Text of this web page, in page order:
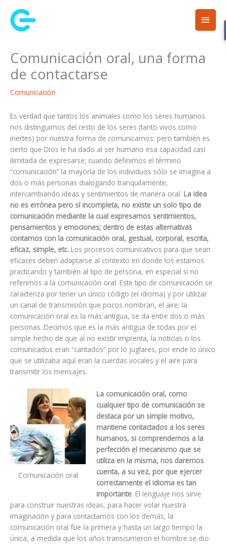
contenido
Comunicación oral, una forma
de contactarse
Comunicación
Es verdad que tantos los animales como los seres humanos
nos distinguimos del resto de los seres (tanto vivos como
inertes) por nuestra forma de comunicarnos; pero también es
cierto que Dios le ha dado al ser humano esa capacidad casi
ilimitada de expresarse; cuando definimos el término
“comunicación” la mayoría de los individuos sólo se imagina a
dos o más personas dialogando tranquilamente,
intercambiando ideas y sentimientos de manera oral. La idea
no es errónea pero sí incompleta, no existe un solo tipo de
comunicación mediante la cual expresamos sentimientos,
pensamientos y emociones; dentro de estas alternativas
contamos con la comunicación oral, gestual, corporal, escrita,
eficaz, simple, etc. Los procesos comunicativos para que sean
eficaces deben adaptarse al contexto en donde los estamos
practicando y también al tipo de persona, en especial si no
referimos a la comunicación oral. Este tipo de comunicación se
caracteriza por tener un único código (el idioma) y por utilizar
un canal de transmisión que pocos nombran, el aire; la
comunicación oral es la más antigua, se da entre dos o más
personas. Decimos que es la más antigua de todas por el
simple hecho de que al no existir imprenta, la noticias o los
comunicados eran “cantados” por lo juglares, por ende lo único
que se utilizaba aquí eran la cuerdas vocales y el aire para
transmitir los mensajes.
Comunicación oral
La comunicación oral, como
cualquier tipo de comunicación se
destaca por un simple motivo,
mantiene contactados a los seres
humanos, si comprendemos a la
perfección el mecanismo que se
utiliza en la misma, nos daremos
cuenta, a su vez, por que ejercer
correctamente el idioma es tan
importante. El lenguaje nos sirve
para construir nuestras ideas, para hacer volar nuestra
imaginación y para contactarnos con los demás, la
comunicación oral fue la primera y hasta un largo tiempo la
única, a medida que los años transcurrieron el hombre se dio